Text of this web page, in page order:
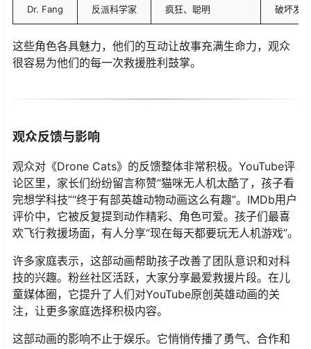
Dr. Fang 反派科学家 疯狂、聪明 破坏发明
这些角色各具魅力，他们的互动让故事充满生命力，观众
很容易为他们的每一次救援胜利鼓掌。
观众反馈与影响
观众对《Drone Cats》的反馈整体非常积极。YouTube评
论区里，家长们纷纷留言称赞“猫咪无人机太酷了，孩子看
完想学科技”“终于有部英雄动物动画这么有趣”。IMDb用户
评价中，它被反复提到动作精彩、角色可爱。孩子们最喜
欢飞行救援场面，有人分享“现在每天都要玩无人机游戏”。
许多家庭表示，这部动画帮助孩子改善了团队意识和对科
技的兴趣。粉丝社区活跃，大家分享最爱救援片段。在儿
童媒体圈，它提升了人们对YouTube原创英雄动画的关
注，让更多家庭选择积极内容。
这部动画的影响不止于娱乐。它悄悄传播了勇气、合作和